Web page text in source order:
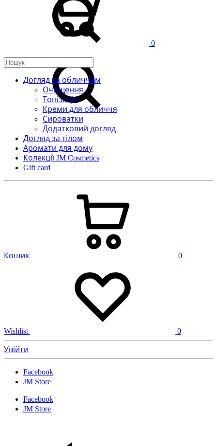
0
Догляд за обличчям
Очищення
Тонізація
Креми для обличчя
Сироватки
Додатковий догляд
Догляд за тілом
Аромати для дому
Колекції JM Cosmetics
Gift card
Кошик 0
Wishlist 0
Увійти
Facebook
JM Store
Facebook
JM Store